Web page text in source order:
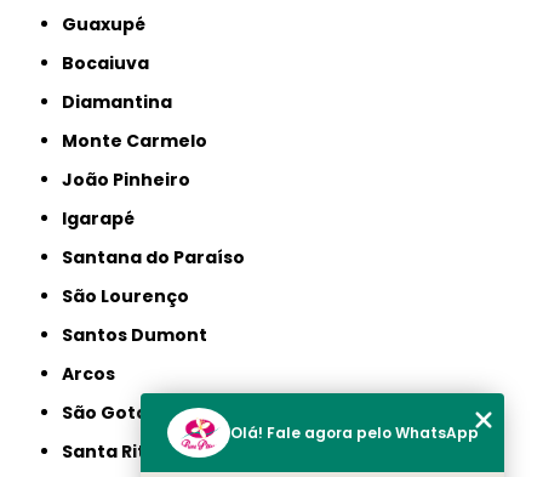
Guaxupé
Bocaiuva
Diamantina
Monte Carmelo
João Pinheiro
Igarapé
Santana do Paraíso
São Lourenço
Santos Dumont
Arcos
São Gotardo
Santa Rita do Sapucaí
Olá! Fale agora pelo WhatsApp